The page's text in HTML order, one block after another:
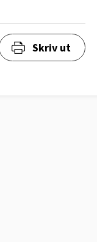
Skriv ut